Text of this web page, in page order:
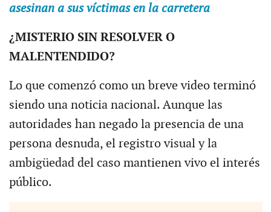
asesinan a sus víctimas en la carretera
¿MISTERIO SIN RESOLVER O
MALENTENDIDO?
Lo que comenzó como un breve video terminó
siendo una noticia nacional. Aunque las
autoridades han negado la presencia de una
persona desnuda, el registro visual y la
ambigüedad del caso mantienen vivo el interés
público.